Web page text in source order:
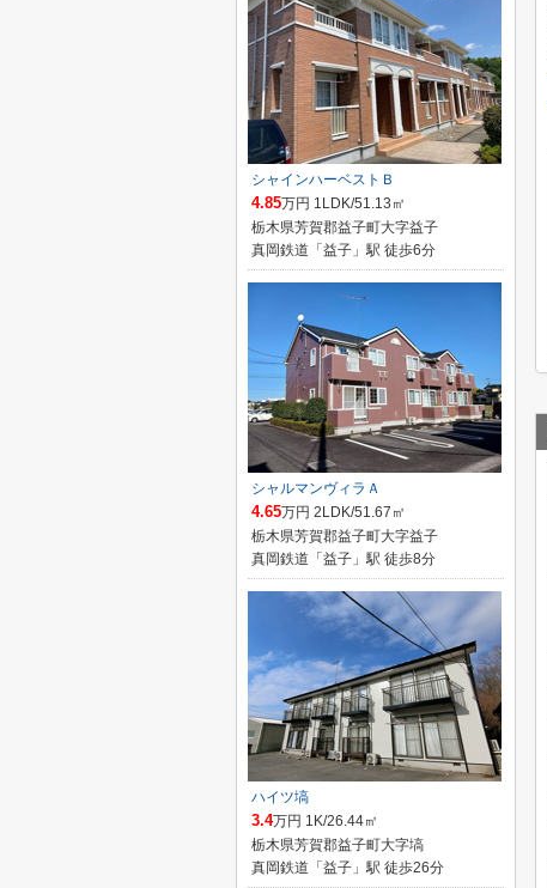
シャインハーベストＢ
4.85万円 1LDK/51.13㎡
栃木県芳賀郡益子町大字益子
真岡鉄道「益子」駅 徒歩6分
シャルマンヴィラＡ
4.65万円 2LDK/51.67㎡
栃木県芳賀郡益子町大字益子
真岡鉄道「益子」駅 徒歩8分
ハイツ塙
3.4万円 1K/26.44㎡
栃木県芳賀郡益子町大字塙
真岡鉄道「益子」駅 徒歩26分